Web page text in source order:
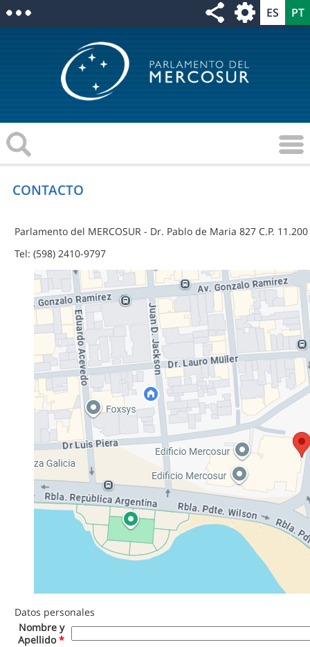
CONTACTO
Parlamento del MERCOSUR - Dr. Pablo de Maria 827 C.P.
Tel: (598) 2410-9797
Datos personales
Nombre y
Apellido*